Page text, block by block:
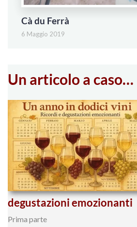
Cà du Ferrà
6 Maggio 2019
Un articolo a caso…
degustazioni emozionanti
Prima parte